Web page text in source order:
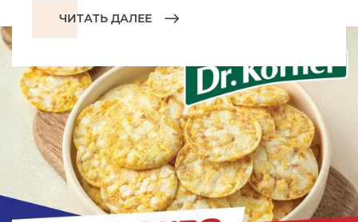
ЧИТАТЬ ДАЛЕЕ